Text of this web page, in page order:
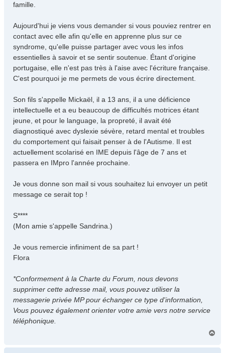
famille.
Aujourd'hui je viens vous demander si vous pouviez rentrer en
contact avec elle afin qu'elle en apprenne plus sur ce
syndrome, qu'elle puisse partager avec vous les infos
essentielles à savoir et se sentir soutenue. Étant d'origine
portugaise, elle n'est pas très à l'aise avec l'écriture française.
C'est pourquoi je me permets de vous écrire directement.
Son fils s'appelle Mickaël, il a 13 ans, il a une déficience
intellectuelle et a eu beaucoup de difficultés motrices étant
jeune, et pour le language, la propreté, il avait été
diagnostiqué avec dyslexie sévère, retard mental et troubles
du comportement qui faisait penser à de l'Autisme. Il est
actuellement scolarisé en IME depuis l'âge de 7 ans et
passera en IMpro l'année prochaine.
Je vous donne son mail si vous souhaitez lui envoyer un petit
message ce serait top !
S****
(Mon amie s'appelle Sandrina.)
Je vous remercie infiniment de sa part !
Flora
*Conformement à la Charte du Forum, nous devons
supprimer cette adresse mail, vous pouvez utiliser la
messagerie privée MP pour échanger ce type d'information,
Vous pouvez également orienter votre amie vers notre service
téléphonique.
u